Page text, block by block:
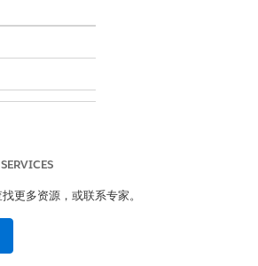
更多资源，或联系专家。